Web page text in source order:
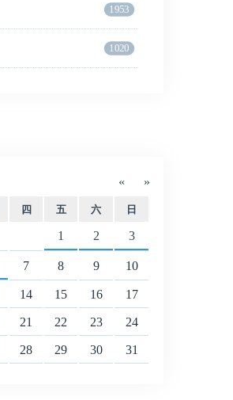
1953
1020
« »
四 五 六 日
1 2 3
7 8 9 10
14 15 16 17
21 22 23 24
28 29 30 31